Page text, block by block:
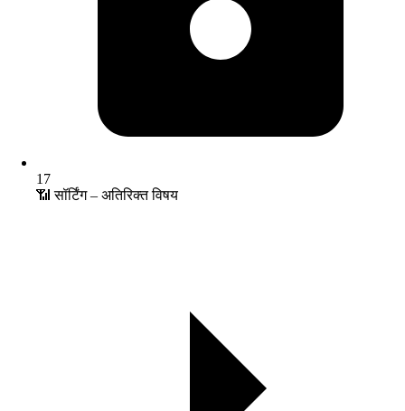
17
📶 सॉर्टिंग – अतिरिक्त विषय